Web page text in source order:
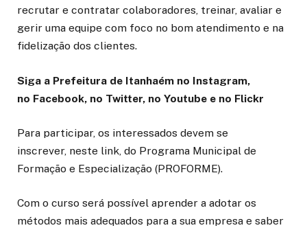
recrutar e contratar colaboradores, treinar, avaliar e
gerir uma equipe com foco no bom atendimento e na
fidelização dos clientes.
Siga a Prefeitura de Itanhaém no Instagram,
no Facebook, no Twitter, no Youtube e no Flickr
Para participar, os interessados devem se
inscrever, neste link, do Programa Municipal de
Formação e Especialização (PROFORME).
Com o curso será possível aprender a adotar os
métodos mais adequados para a sua empresa e saber